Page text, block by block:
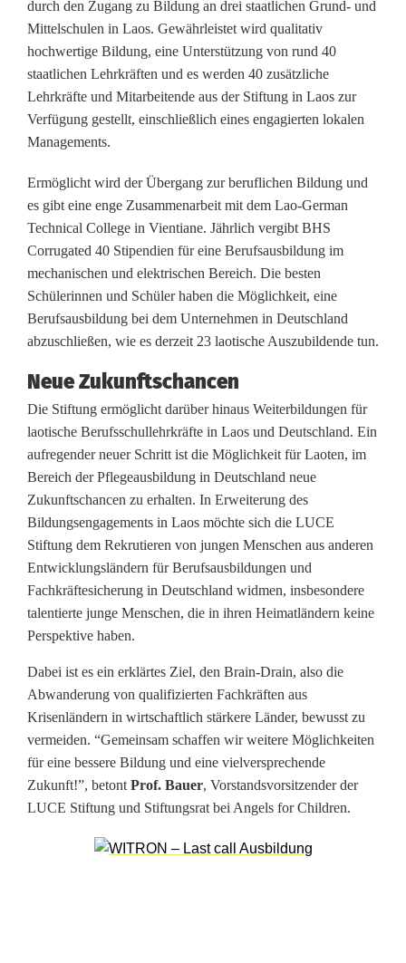
E
n
g
a
m
e
n
t
f
ü
r
B
i
l
d
u
n
g
i
n
L
a
durch den Zugang zu Bildung an drei staatlichen Grund- und
Mittelschulen in Laos. Gewährleistet wird qualitativ
hochwertige Bildung, eine Unterstützung von rund 40
staatlichen Lehrkräften und es werden 40 zusätzliche
Lehrkräfte und Mitarbeitende aus der Stiftung in Laos zur
Verfügung gestellt, einschließlich eines engagierten lokalen
Managements.
Ermöglicht wird der Übergang zur beruflichen Bildung und
es gibt eine enge Zusammenarbeit mit dem Lao-German
Technical College in Vientiane. Jährlich vergibt BHS
Corrugated 40 Stipendien für eine Berufsausbildung im
mechanischen und elektrischen Bereich. Die besten
Schülerinnen und Schüler haben die Möglichkeit, eine
Berufsausbildung bei dem Unternehmen in Deutschland
abzuschließen, wie es derzeit 23 laotische Auszubildende tun.
Neue Zukunftschancen
Die Stiftung ermöglicht darüber hinaus Weiterbildungen für
laotische Berufsschullehrkräfte in Laos und Deutschland. Ein
aufregender neuer Schritt ist die Möglichkeit für Laoten, im
Bereich der Pflegeausbildung in Deutschland neue
Zukunftschancen zu erhalten. In Erweiterung des
Bildungsengagements in Laos möchte sich die LUCE
Stiftung dem Rekrutieren von jungen Menschen aus anderen
Entwicklungsländern für Berufsausbildungen und
Fachkräftesicherung in Deutschland widmen, insbesondere
talentierte junge Menschen, die in ihren Heimatländern keine
Perspektive haben.
Dabei ist es ein erklärtes Ziel, den Brain-Drain, also die
Abwanderung von qualifizierten Fachkräften aus
Krisenländern in wirtschaftlich stärkere Länder, bewusst zu
vermeiden. “Gemeinsam schaffen wir weitere Möglichkeiten
für eine bessere Bildung und eine vielversprechende
Zukunft!”, betont Prof. Bauer, Vorstandsvorsitzender der
LUCE Stiftung und Stiftungsrat bei Angels for Children.